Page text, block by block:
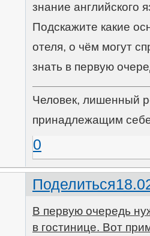
знание английского
Подскажите какие
отеля, о чём могут
знать в первую
Человек, лишенный
принадлежащим
0
Поделиться
В первую очередь
в гостинице. Вот